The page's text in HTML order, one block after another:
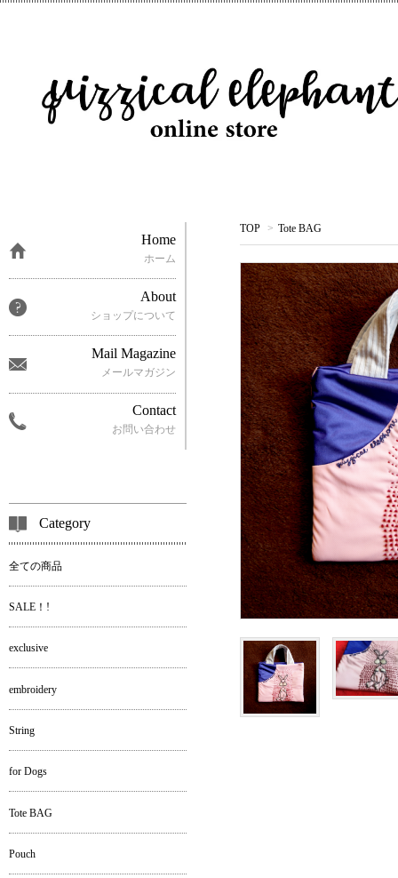
TOP > Tote BAG
Home
ホーム
About
ショップについて
Mail Magazine
メールマガジン
Contact
お問い合わせ
Category
全ての商品
SALE！!
exclusive
embroidery
String
for Dogs
Tote BAG
Pouch